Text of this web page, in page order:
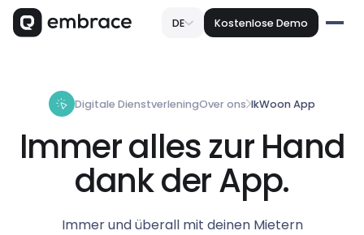
DE Kostenlose Demo
Digitale DienstverleningOver ons IkWoon App
Immer alles zur Hand
dank der App.
Immer und überall mit deinen Mietern